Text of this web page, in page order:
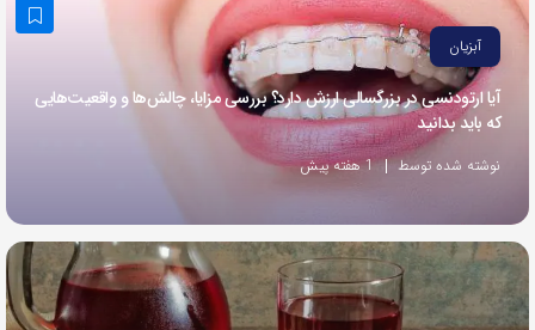
بگذارید.
کپی
لینک
آبزیان
آیا ارتودنسی در بزرگسالی ارزش دارد؟ بررسی مزایا، چالش‌ها و واقعیت‌هایی
که باید بدانید
نوشته شده توسط 1 هفته پیش